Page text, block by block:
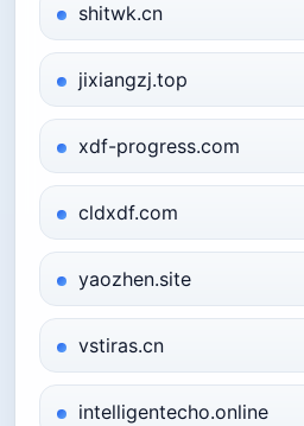
shitwk.cn
jixiangzj.top
xdf-progress.com
cldxdf.com
yaozhen.site
vstiras.cn
intelligentecho.online